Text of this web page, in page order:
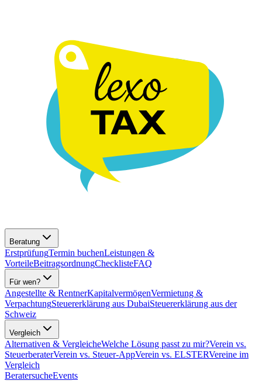
Beratung
ErstprüfungTermin buchenLeistungen &
VorteileBeitragsordnungChecklisteFAQ
Für wen?
Angestellte & RentnerKapitalvermögenVermietung &
VerpachtungSteuererklärung aus DubaiSteuererklärung aus der
Schweiz
Vergleich
Alternativen & VergleicheWelche Lösung passt zu mir?Verein vs.
SteuerberaterVerein vs. Steuer-AppVerein vs. ELSTERVereine im
Vergleich
BeratersucheEvents